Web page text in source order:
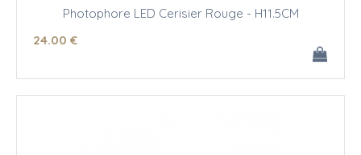
Photophore LED Cerisier Rouge - H11.5CM
24.00 €